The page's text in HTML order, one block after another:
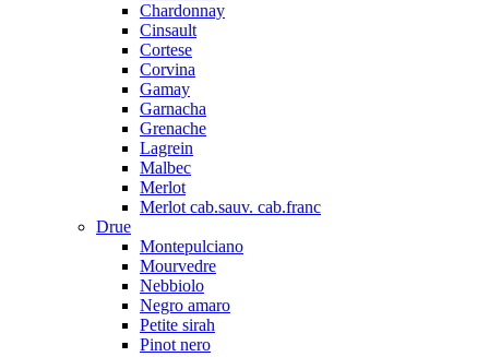
Chardonnay
Cinsault
Cortese
Corvina
Gamay
Garnacha
Grenache
Lagrein
Malbec
Merlot
Merlot cab.sauv. cab.franc
Drue
Montepulciano
Mourvedre
Nebbiolo
Negro amaro
Petite sirah
Pinot nero